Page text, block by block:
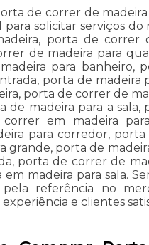
de correr de madeira
solicitar serviços do
porta de correr
de madeira para
para banheiro,
porta de madeira
porta de correr de
madeira para a sala,
em madeira
para corredor,
porta de
porta de correr de
madeira para sala.
pela referência no
e clientes